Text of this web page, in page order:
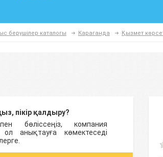
берушілер каталогы Караганда Қызмет
пікір қалдыру?
бөліссеңіз, компания
ол анықтауға көмектеседі